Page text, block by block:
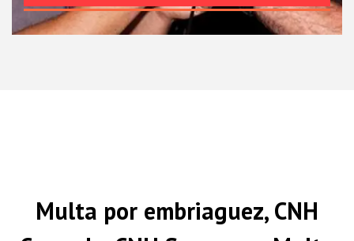
Multa por embriaguez, CNH